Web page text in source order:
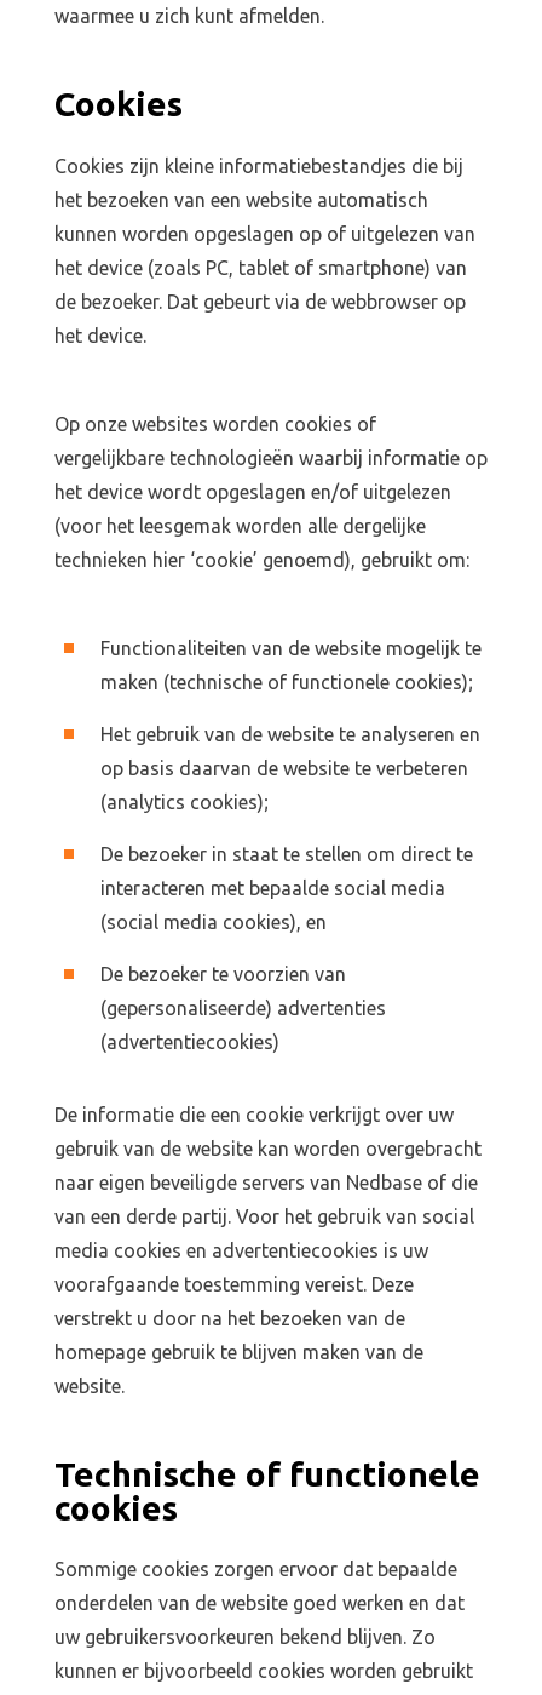
waarmee u zich kunt afmelden.
Cookies
Cookies zijn kleine informatiebestandjes die bij
het bezoeken van een website automatisch
kunnen worden opgeslagen op of uitgelezen van
het device (zoals PC, tablet of smartphone) van
de bezoeker. Dat gebeurt via de webbrowser op
het device.
Op onze websites worden cookies of
vergelijkbare technologieën waarbij informatie op
het device wordt opgeslagen en/of uitgelezen
(voor het leesgemak worden alle dergelijke
technieken hier ‘cookie’ genoemd), gebruikt om:
Functionaliteiten van de website mogelijk te
maken (technische of functionele cookies);
Het gebruik van de website te analyseren en
op basis daarvan de website te verbeteren
(analytics cookies);
De bezoeker in staat te stellen om direct te
interacteren met bepaalde social media
(social media cookies), en
De bezoeker te voorzien van
(gepersonaliseerde) advertenties
(advertentiecookies)
De informatie die een cookie verkrijgt over uw
gebruik van de website kan worden overgebracht
naar eigen beveiligde servers van Nedbase of die
van een derde partij. Voor het gebruik van social
media cookies en advertentiecookies is uw
voorafgaande toestemming vereist. Deze
verstrekt u door na het bezoeken van de
homepage gebruik te blijven maken van de
website.
Technische of functionele
cookies
Sommige cookies zorgen ervoor dat bepaalde
onderdelen van de website goed werken en dat
uw gebruikersvoorkeuren bekend blijven. Zo
kunnen er bijvoorbeeld cookies worden gebruikt